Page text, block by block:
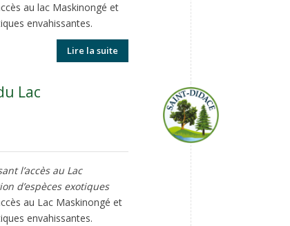
au lac Maskinongé et
envahissantes.
Lire la suite
Lac
l’accès au Lac
d’espèces exotiques
au Lac Maskinongé et
envahissantes.